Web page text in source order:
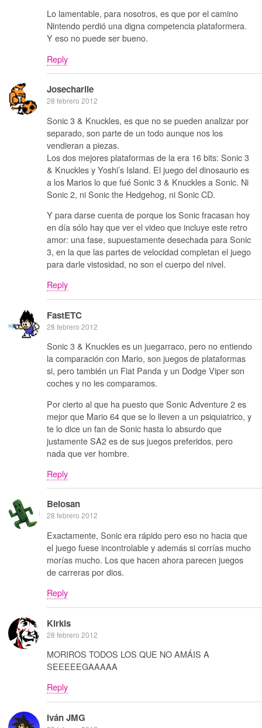
Lo lamentable, para nosotros, es que por el camino
Nintendo perdió una digna competencia plataformera.
Y eso no puede ser bueno.
Reply
Josecharlie
28 febrero 2012
Sonic 3 & Knuckles, es que no se pueden analizar por
separado, son parte de un todo aunque nos los
vendieran a piezas.
Los dos mejores plataformas de la era 16 bits: Sonic 3
& Knuckles y Yoshi’s Island. El juego del dinosaurio es
a los Marios lo que fué Sonic 3 & Knuckles a Sonic. Ni
Sonic 2, ni Sonic the Hedgehog, ni Sonic CD.
Y para darse cuenta de porque los Sonic fracasan hoy
en día sólo hay que ver el video que incluye este retro
amor: una fase, supuestamente desechada para Sonic
3, en la que las partes de velocidad completan el juego
para darle vistosidad, no son el cuerpo del nivel.
Reply
FastETC
28 febrero 2012
Sonic 3 & Knuckles es un juegarraco, pero no entiendo
la comparación con Mario, son juegos de plataformas
si, pero también un Fiat Panda y un Dodge Viper son
coches y no les comparamos.
Por cierto al que ha puesto que Sonic Adventure 2 es
mejor que Mario 64 que se lo lleven a un psiquiatrico, y
te lo dice un fan de Sonic hasta lo absurdo que
justamente SA2 es de sus juegos preferidos, pero
nada que ver hombre.
Reply
Belosan
28 febrero 2012
Exactamente, Sonic era rápido pero eso no hacia que
el juego fuese incontrolable y además si corrías mucho
morías mucho. Los que hacen ahora parecen juegos
de carreras por dios.
Reply
Kirkis
28 febrero 2012
MORIROS TODOS LOS QUE NO AMÁIS A
SEEEEEGAAAAA
Reply
Iván JMG